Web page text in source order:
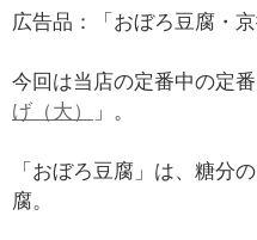
広告品：「おぼろ豆腐・京
今回は当店の定番中の定番
げ（大）
」。
「おぼろ豆腐」は、糖分
腐。